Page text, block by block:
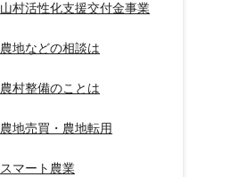
山村活性化支援交付金事業
農地などの相談は
農村整備のことは
農地売買・農地転用
スマート農業